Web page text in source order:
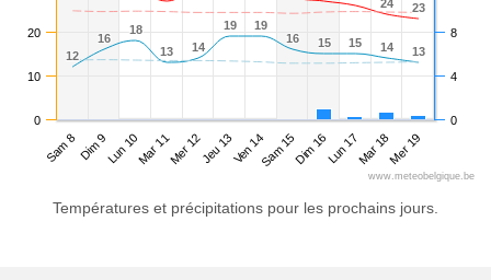
24
24 23
23
12
12
16
16
18
18
13
13 14
14
19
19 19
19
16
16 15
15 15
15 14
14 13
13
Sam 8Dim 9Lun 10Mar 11Mer 12Jeu 13Ven 14Sam 15Dim 16Lun 17Mar 18Mer 19
0
10
20
0
4
8
www.meteobelgique.be
Températures et précipitations pour les prochains jours.